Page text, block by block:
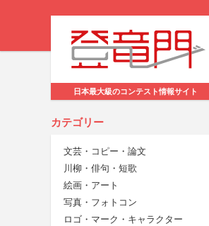
日本最大級のコンテスト情報サイト
カテゴリー
文芸・コピー・論文
川柳・俳句・短歌
絵画・アート
写真・フォトコン
ロゴ・マーク・キャラクター